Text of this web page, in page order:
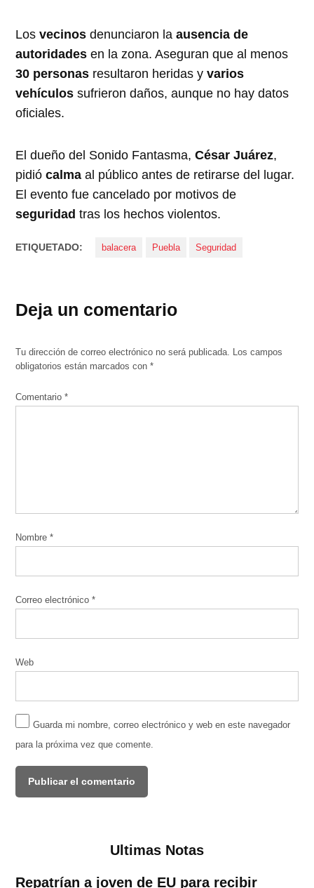
Losvecinos denunciaron laausencia de
autoridades en la zona. Aseguran que al menos
30 personas resultaron heridas yvarios
vehículos sufrieron daños, aunque no hay datos
oficiales.
El dueño del Sonido Fantasma,César Juárez,
pidiócalma al público antes de retirarse del lugar.
El evento fue cancelado por motivos de
seguridad tras los hechos violentos.
ETIQUETADO: balacera Puebla Seguridad
Deja un comentario
Tu dirección de correo electrónico no será publicada.
Los campos
obligatorios están marcados con*
Comentario*
Nombre*
Correo electrónico*
Web
Guarda mi nombre, correo electrónico y web en este navegador
para la próxima vez que comente.
Ultimas Notas
Repatrían a joven de EU para recibir